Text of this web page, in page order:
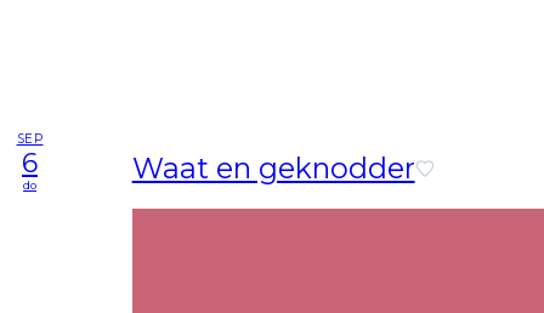
SEP
6
do Waat en geknodder